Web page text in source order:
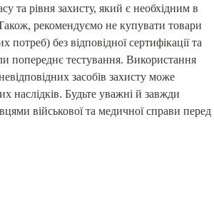
та рівня захисту, який є необхідним в
рекомендуємо не купувати товари
потреб) без відповідної сертифікації та
попереднє тестування. Використання
засобів захисту може
наслідків. Будьте уважні й завжди
військової та медичної справи перед